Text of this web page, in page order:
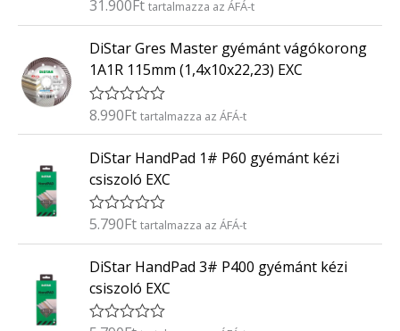
s
:
/
5
É
é
k
e
l
é
s
:
/
5
31.900Ft tartalmazza az ÁFÁ-t
DiStar Gres Master gyémánt vágókorong
1A1R 115mm (1,4x10x22,23) EXC
É
é
e
l
é
s
:
/
5
8.990Ft tartalmazza az ÁFÁ-t
DiStar HandPad 1# P60 gyémánt kézi
csiszoló EXC
É
é
e
l
5.790Ft tartalmazza az ÁFÁ-t
DiStar HandPad 3# P400 gyémánt kézi
csiszoló EXC